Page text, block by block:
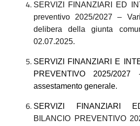
SERVIZI FINANZIARI ED
preventivo 2025/2027 –
delibera della giunta
02.07.2025.
SERVIZI FINANZIARI E
PREVENTIVO 2025/
assestamento generale.
SERVIZI FINANZIARI
BILANCIO PREVENTIVO